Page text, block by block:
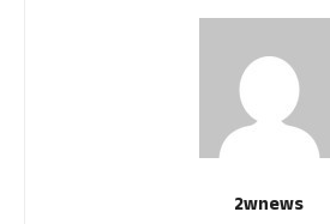
2wnews